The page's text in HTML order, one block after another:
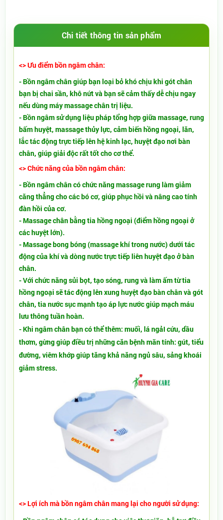
Chi tiết thông tin sản phẩm
<> Ưu điểm bồn ngâm chân:
- Bồn ngâm chân giúp bạn loại bỏ khó chịu khi gót chân
bạn bị chai sần, khô nứt và bạn sẽ cảm thấy dễ chịu ngay
nếu dùng máy massage chân trị liệu.
- Bồn ngâm sử dụngliệu pháp tổng hợp giữa massage, rung
bấm huyệt, massage thủy lực, cảm biến hồng ngoại, lăn,
lắc tác động trực tiếp lên hệ kinh lạc, huyệt đạo nơi bàn
chân, giúp giải độc rất tốt cho cơ thể.
<> Chức năng của bồn ngâm chân:
- Bồn ngâm chân có chức năng massage rung làm giảm
căng thẳng cho các bó cơ, giúp phục hồi và nâng cao tính
đàn hồi của cơ.
- Massage chân bằng tia hồng ngoại (điểm hồng ngoại ở
các huyệt lớn).
- Massage bong bóng (massage khí trong nước) dưới tác
động của khí và dòng nước trực tiếp liên huyệt đạo ở bàn
chân.
- Với chức năng sủi bọt, tạo sóng, rung và làm ấm từ tia
hồng ngoại sẽ tác động lên xung huyệt đạo bàn chân và gót
chân, tia nước sục mạnh tạo áp lực nước giúp mạch máu
lưu thông tuần hoàn.
- Khi ngâm chân bạn có thể thêm: muối, lá ngảI cứu, dầu
thơm, gừng giúp điều trị những căn bệnh mãn tính: gút, tiểu
đường, viêm khớp giúp tăng khả năng ngủ sâu, sảng khoái
giảm stress.
<> Lợi ích mà bồn ngâm chân mang lại cho người sử dụng: